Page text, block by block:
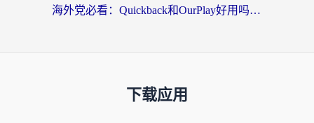
海外党必看：Quickback和OurPlay好用吗？3分钟选对回国加速器，无缝刷剧玩游戏
下载应用